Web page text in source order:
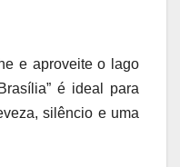
e aproveite o lago
é ideal para
silêncio e uma